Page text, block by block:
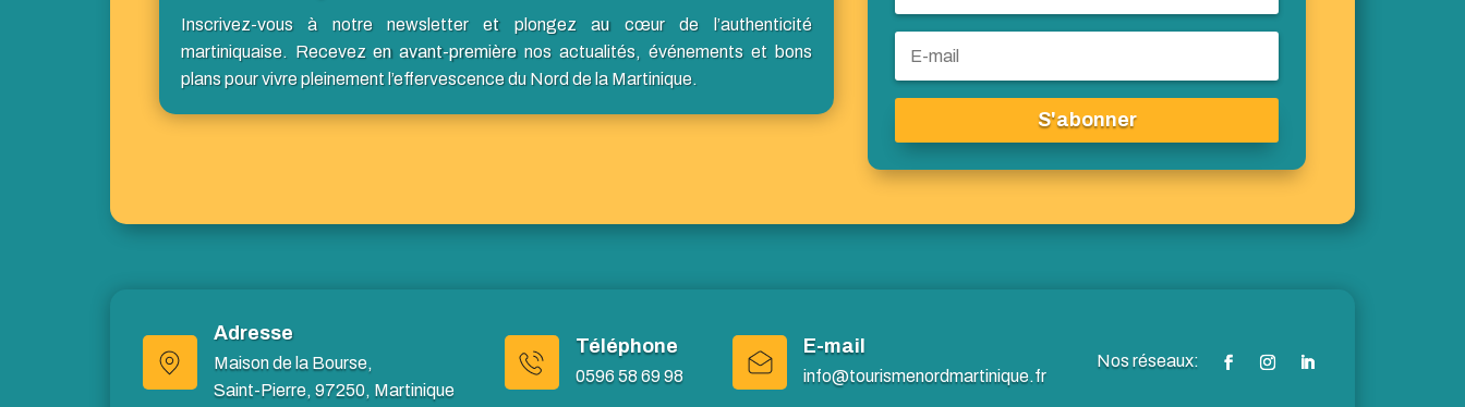
Inscrivez-vous à notre newsletter et plongez au cœur de l’authenticité
martiniquaise. Recevez en avant-première nos actualités, événements et bons
plans pour vivre pleinement l’effervescence du Nord de la Martinique.
S'abonner
Adresse
Maison de la Bourse,
Saint-Pierre, 97250, Martinique
Téléphone
0596 58 69 98
E-mail
info@tourismenordmartinique.fr